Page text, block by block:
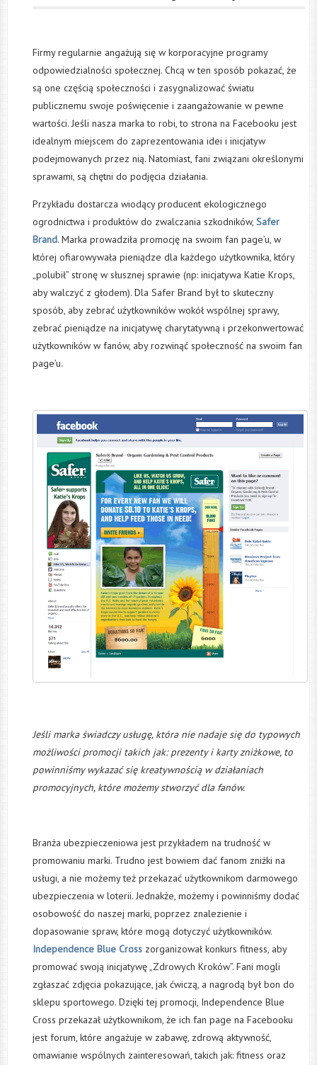
Firmy regularnie angażują się w korporacyjne programy
odpowiedzialności społecznej. Chcą w ten sposób pokazać, że
są one częścią społeczności i zasygnalizować światu
publicznemu swoje poświęcenie i zaangażowanie w pewne
wartości. Jeśli nasza marka to robi, to strona na Facebooku jest
idealnym miejscem do zaprezentowania idei i inicjatyw
podejmowanych przez nią. Natomiast, fani związani określonymi
sprawami, są chętni do podjęcia działania.
Przykładu dostarcza wiodący producent ekologicznego
ogrodnictwa i produktów do zwalczania szkodników,Safer
Brand. Marka prowadziła promocję na swoim fan page’u, w
której ofiarowywała pieniądze dla każdego użytkownika, który
„polubił” stronę w słusznej sprawie (np: inicjatywa Katie Krops,
aby walczyć z głodem). Dla Safer Brand był to skuteczny
sposób, aby zebrać użytkowników wokół wspólnej sprawy,
zebrać pieniądze na inicjatywę charytatywną i przekonwertować
użytkowników w fanów, aby rozwinąć społeczność na swoim fan
page’u.
Jeśli marka świadczy usługę, która nie nadaje się do typowych
możliwości promocji takich jak: prezenty i karty zniżkowe, to
powinniśmy wykazać się kreatywnością w działaniach
promocyjnych, które możemy stworzyć dla fanów.
Branża ubezpieczeniowa jest przykładem na trudność w
promowaniu marki. Trudno jest bowiem dać fanom zniżki na
usługi, a nie możemy też przekazać użytkownikom darmowego
ubezpieczenia w loterii. Jednakże, możemy i powinniśmy dodać
osobowość do naszej marki, poprzez znalezienie i
dopasowanie spraw, które mogą dotyczyć użytkowników.
Independence Blue Cross zorganizował konkurs fitness, aby
promować swoją inicjatywę „Zdrowych Kroków”. Fani mogli
zgłaszać zdjęcia pokazujące, jak ćwiczą, a nagrodą był bon do
sklepu sportowego. Dzięki tej promocji, Independence Blue
Cross przekazał użytkownikom, że ich fan page na Facebooku
jest forum, które angażuje w zabawę, zdrową aktywność,
omawianie wspólnych zainteresowań, takich jak: fitness oraz